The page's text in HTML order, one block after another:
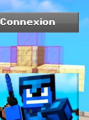
Connexion